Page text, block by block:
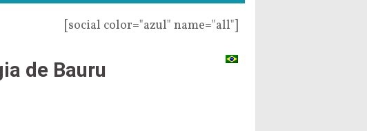
[social color="azul" name="all"]
de Bauru